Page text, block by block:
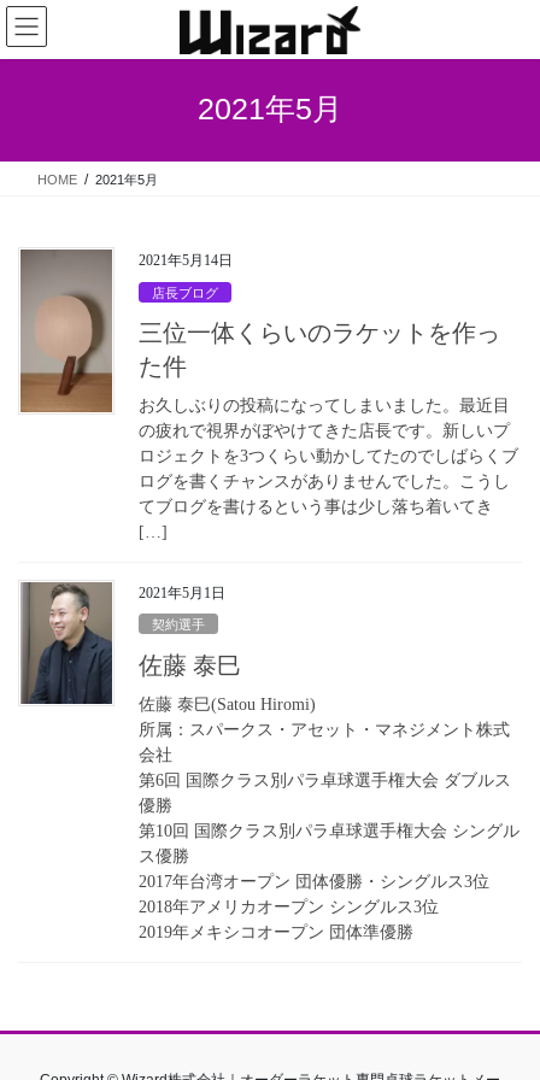
コ
ン
テ
ス
ナ
ビ
ゲ
ン
2021年5月
HOME 2021年5月
2021年5月14日
店長ブログ
三位一体くらいのラケットを作っ
た件
お久しぶりの投稿になってしまいました。最近目
の疲れで視界がぼやけてきた店長です。新しいプ
ロジェクトを3つくらい動かしてたのでしばらくブ
ログを書くチャンスがありませんでした。こうし
てブログを書けるという事は少し落ち着いてき
[…]
2021年5月1日
契約選手
佐藤 泰巳
佐藤 泰巳(Satou Hiromi)
所属：スパークス・アセット・マネジメント株式
会社
第6回 国際クラス別パラ卓球選手権大会 ダブルス
優勝
第10回 国際クラス別パラ卓球選手権大会 シングル
ス優勝
2017年台湾オープン 団体優勝・シングルス3位
2018年アメリカオープン シングルス3位
2019年メキシコオープン 団体準優勝